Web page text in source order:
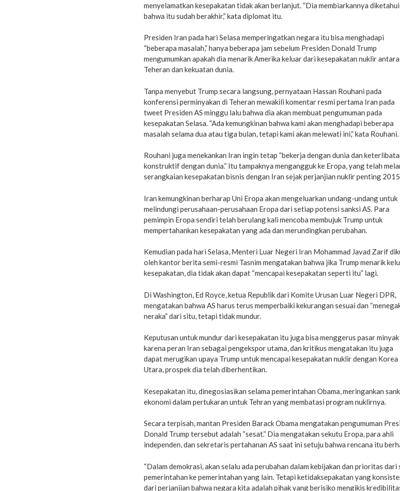
menyelamatkan kesepakatan tidak akan berlanjut. “Dia membiarkannya diketahui
bahwa itu sudah berakhir,” kata diplomat itu.
Presiden Iran pada hari Selasa memperingatkan negara itu bisa menghadapi
“beberapa masalah,” hanya beberapa jam sebelum Presiden Donald Trump
mengumumkan apakah dia menarik Amerika keluar dari kesepakatan nuklir antara
Teheran dan kekuatan dunia.
Tanpa menyebut Trump secara langsung, pernyataan Hassan Rouhani pada
konferensi perminyakan di Teheran mewakili komentar resmi pertama Iran pada
tweet Presiden AS minggu lalu bahwa dia akan membuat pengumuman pada
kesepakatan Selasa. “Ada kemungkinan bahwa kami akan menghadapi beberapa
masalah selama dua atau tiga bulan, tetapi kami akan melewati ini,” kata Rouhani.
Rouhani juga menekankan Iran ingin tetap “bekerja dengan dunia dan
konstruktif dengan dunia.” Itu tampaknya mengangguk ke Eropa, yang telah
serangkaian kesepakatan bisnis dengan Iran sejak perjanjian nuklir penting
Iran kemungkinan berharap Uni Eropa akan mengeluarkan undang-undang untuk
melindungi perusahaan-perusahaan Eropa dari setiap potensi sanksi AS. Para
pemimpin Eropa sendiri telah berulang kali mencoba membujuk Trump untuk
mempertahankan kesepakatan yang ada dan merundingkan perubahan.
Kemudian pada hari Selasa, Menteri Luar Negeri Iran Mohammad Javad Zarif
oleh kantor berita semi-resmi Tasnim mengatakan bahwa jika Trump menarik
kesepakatan, dia tidak akan dapat “mencapai kesepakatan seperti itu” lagi.
Di Washington, Ed Royce, ketua Republik dari Komite Urusan Luar Negeri DPR,
mengatakan bahwa AS harus terus memperbaiki kekurangan sesuai dan
neraka” dari situ, tetapi tidak mundur.
Keputusan untuk mundur dari kesepakatan itu juga bisa menggerus pasar minyak
karena peran Iran sebagai pengekspor utama, dan kritikus mengatakan itu juga
dapat merugikan upaya Trump untuk mencapai kesepakatan nuklir dengan Korea
Utara, prospek dia telah diberhentikan.
Kesepakatan itu, dinegosiasikan selama pemerintahan Obama, meringankan
ekonomi dalam pertukaran untuk Tehran yang membatasi program nuklirnya.
Secara terpisah, mantan Presiden Barack Obama mengatakan pengumuman
Donald Trump tersebut adalah “sesat.” Dia mengatakan sekutu Eropa, para ahli
independen, dan sekretaris pertahanan AS saat ini setuju bahwa rencana itu
“Dalam demokrasi, akan selalu ada perubahan dalam kebijakan dan prioritas dari
pemerintahan ke pemerintahan yang lain. Tetapi ketidaksepakatan yang
dari perjanjian bahwa negara kita adalah pihak yang berisiko mengikis